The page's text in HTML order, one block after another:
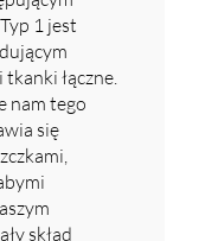
1 jest
łączne.
nam tego
się
skład